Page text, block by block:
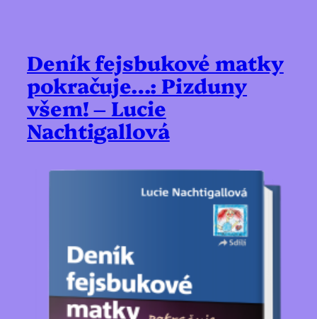
Deník fejsbukové matky
pokračuje…: Pizduny
všem! – Lucie
Nachtigallová